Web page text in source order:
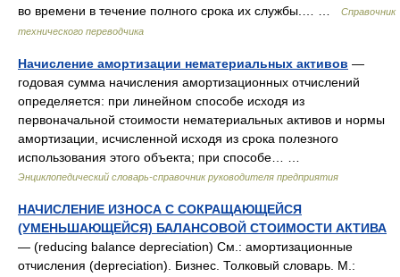
во времени в течение полного срока их службы.… …
Справочник
технического переводчика
Начисление амортизации нематериальных активов —
годовая сумма начисления амортизационных отчислений
определяется: при линейном способе исходя из
первоначальной стоимости нематериальных активов и нормы
амортизации, исчисленной исходя из срока полезного
использования этого объекта; при способе… …
Энциклопедический словарь-справочник руководителя предприятия
НАЧИСЛЕНИЕ ИЗНОСА С СОКРАЩАЮЩЕЙСЯ
(УМЕНЬШАЮЩЕЙСЯ) БАЛАНСОВОЙ СТОИМОСТИ АКТИВА
— (reducing balance depreciation) См.: амортизационные
отчисления (depreciation). Бизнес. Толковый словарь. М.: